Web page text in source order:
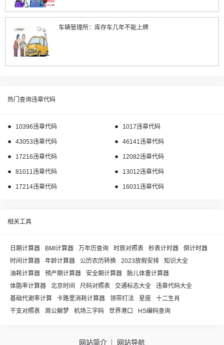
车辆管理所：库存车几年不能上牌
热门查询违章代码
10396违章代码 1017违章代码
43053违章代码 46141违章代码
17216违章代码 12082违章代码
81011违章代码 13012违章代码
17214违章代码 16031违章代码
相关工具
日期计算器 BMI计算器 万年历查询 时辰对照表 秒表计时器
倒计时器
时间计算器
年龄计算器 公历农历转换 2023放假安排
知识大全
油耗计算器
预产期计算器 安全期计算器
胎儿体重计算器
体脂率计算器
北京时间 尺码对照表 交通标志大全
违章代码大全
基础代谢率计算
卡路里消耗计算器 领带打法 星座
十二生肖
干支对照表
周公解梦 机场三字码 世界港口 HS编码查询
网站简介 网站导航